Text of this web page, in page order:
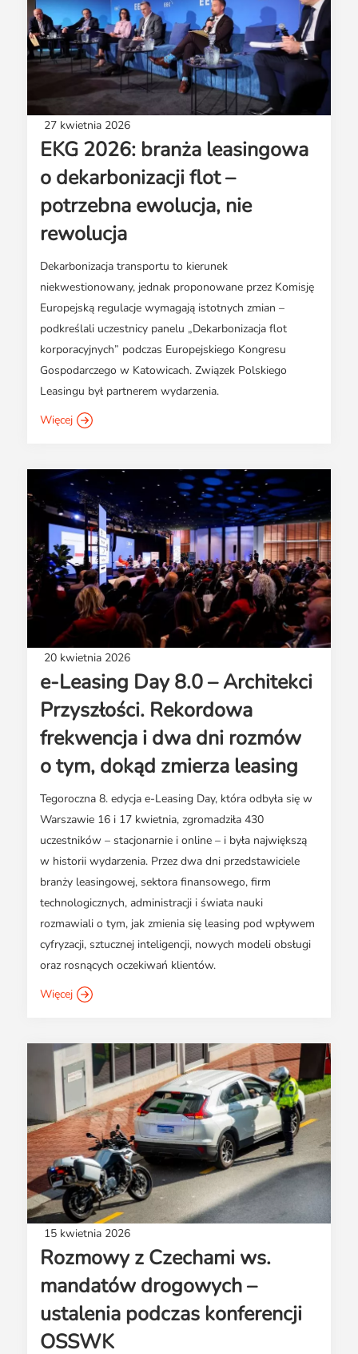
27 kwietnia 2026
EKG 2026: branża leasingowa
o dekarbonizacji flot –
potrzebna ewolucja, nie
rewolucja
Dekarbonizacja transportu to kierunek
niekwestionowany, jednak proponowane przez Komisję
Europejską regulacje wymagają istotnych zmian –
podkreślali uczestnicy panelu „Dekarbonizacja flot
korporacyjnych” podczas Europejskiego Kongresu
Gospodarczego w Katowicach. Związek Polskiego
Leasingu był partnerem wydarzenia.
Więcej
20 kwietnia 2026
e-Leasing Day 8.0 – Architekci
Przyszłości. Rekordowa
frekwencja i dwa dni rozmów
o tym, dokąd zmierza leasing
Tegoroczna 8. edycja e-Leasing Day, która odbyła się w
Warszawie 16 i 17 kwietnia, zgromadziła 430
uczestników – stacjonarnie i online – i była największą
w historii wydarzenia. Przez dwa dni przedstawiciele
branży leasingowej, sektora finansowego, firm
technologicznych, administracji i świata nauki
rozmawiali o tym, jak zmienia się leasing pod wpływem
cyfryzacji, sztucznej inteligencji, nowych modeli obsługi
oraz rosnących oczekiwań klientów.
Więcej
15 kwietnia 2026
Rozmowy z Czechami ws.
mandatów drogowych –
ustalenia podczas konferencji
OSSWK